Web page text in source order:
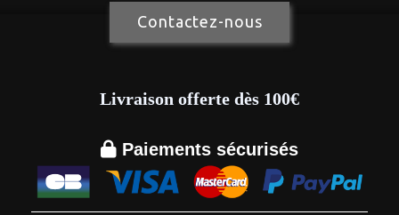
Contactez-nous
Livraison offerte dès 100€
 Paiements sécurisés